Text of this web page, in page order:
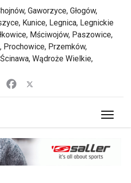
Gaworzyce, Głogów,
Kunice, Legnica, Legnickie
Mściwojów, Paszowice,
Przemków,
Wądroże Wielkie,